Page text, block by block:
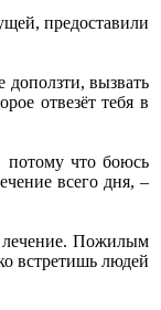
предоставили
доползти, вызвать
отвезёт тебя в
потому что боюсь
всего дня, –
лечение. Пожилым
встретишь людей